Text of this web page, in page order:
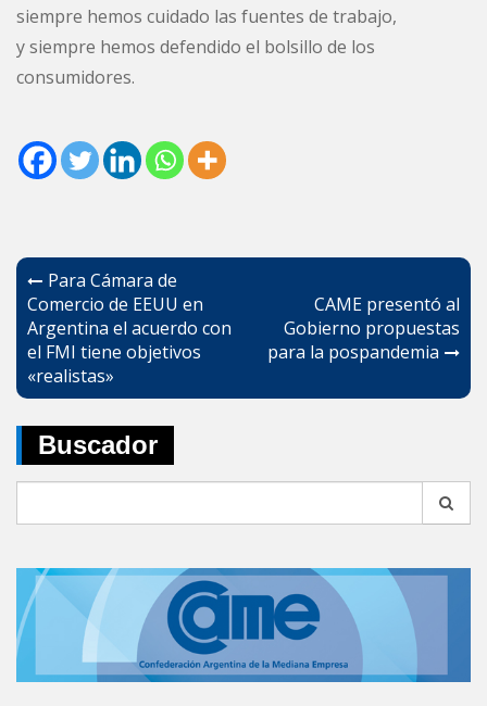
siempre hemos cuidado las fuentes de trabajo,
y siempre hemos defendido el bolsillo de los
consumidores.
Navegación
de
entradas
Para Cámara de
Comercio de EEUU en
Argentina el acuerdo con
el FMI tiene objetivos
«realistas»
CAME presentó al
Gobierno propuestas
para la pospandemia
Buscador